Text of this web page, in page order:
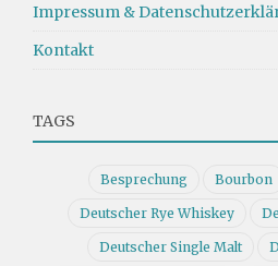
Impressum &
Kontakt
TAGS
Besprechung Bourbon
Deutscher Rye Whiskey
Deutscher Single Malt